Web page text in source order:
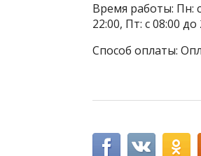
Время работы: Пн: с
22:00, Пт: с 08:00 до
Способ оплаты: